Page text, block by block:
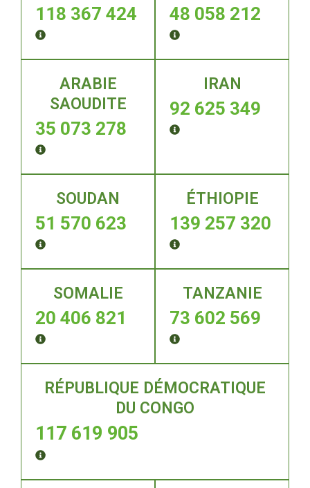
118 367 424 48 058 212
ARABIE
SAOUDITE
35 073 278
IRAN
92 625 349
SOUDAN
51 570 623
ÉTHIOPIE
139 257 320
SOMALIE
20 406 821
TANZANIE
73 602 569
RÉPUBLIQUE DÉMOCRATIQUE
DU CONGO
117 619 906